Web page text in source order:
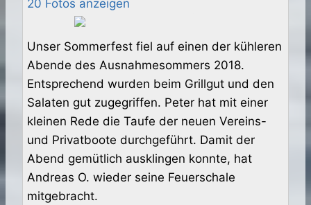
20 Fotos anzeigen
Unser Sommerfest fiel auf einen der kühleren
Abende des Ausnahmesommers 2018.
Entsprechend wurden beim Grillgut und den
Salaten gut zugegriffen. Peter hat mit einer
kleinen Rede die Taufe der neuen Vereins-
und Privatboote durchgeführt. Damit der
Abend gemütlich ausklingen konnte, hat
Andreas O. wieder seine Feuerschale
mitgebracht.